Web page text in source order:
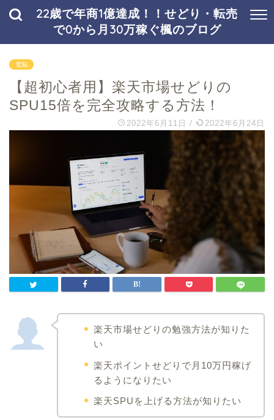
22歳で年商1億達成！！せどり・転売
で0から月30万稼ぐ楓のブログ
電脳
【超初心者用】楽天市場せどりの
SPU15倍を完全攻略する方法！
2022年6月11日 / 2022年6月24日
楽天市場せどりの勉強方法が知りた
い
楽天ポイントせどりで月10万円稼げ
るようになりたい
楽天SPUを上げる方法が知りたい